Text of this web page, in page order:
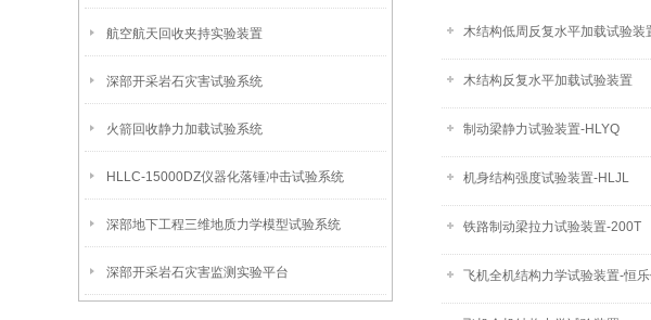
航空航天回收夹持实验装置
深部开采岩石灾害试验系统
火箭回收静力加载试验系统
HLLC-15000DZ仪器化落锤冲击试验系统
深部地下工程三维地质力学模型试验系统
深部开采岩石灾害监测实验平台
木结构低周反复水平加载试验装
木结构反复水平加载试验装置
制动梁静力试验装置-HLYQ
机身结构强度试验装置-HLJL
铁路制动梁拉力试验装置-200T
飞机全机结构力学试验装置-恒